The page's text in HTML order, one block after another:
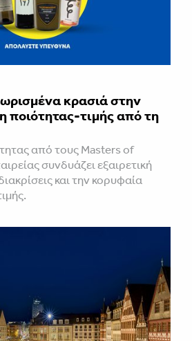
κρασιά στην
ποιότητας-τιμής από τη
από τους Masters of
συνδυάζει εξαιρετική
και την κορυφαία